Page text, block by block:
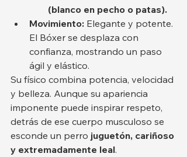
(blanco en pecho o patas).
Movimiento: Elegante y potente.
El Bóxer se desplaza con
confianza, mostrando un paso
ágil y elástico.
Su físico combina potencia, velocidad
y belleza. Aunque su apariencia
imponente puede inspirar respeto,
detrás de ese cuerpo musculoso se
esconde un perro juguetón, cariñoso
y extremadamente leal.